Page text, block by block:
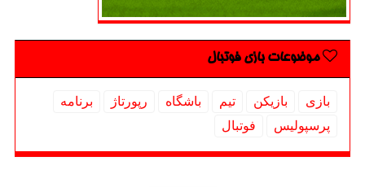
موضوعات بازی فوتبال
بازی بازیكن تیم باشگاه رپورتاژ
برنامه
پرسپولیس
فوتبال